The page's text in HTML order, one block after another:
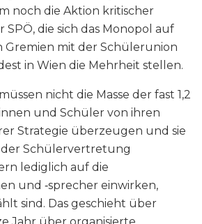
noch die Aktion kritischer
die sich das Monopol auf
Gremien mit der Schülerunion
in Wien die Mehrheit stellen.
nicht die Masse der fast 1,2
und Schüler von ihren
Strategie überzeugen und sie
Schülervertretung
lediglich auf die
und ‑sprecher einwirken,
sind. Das geschieht über